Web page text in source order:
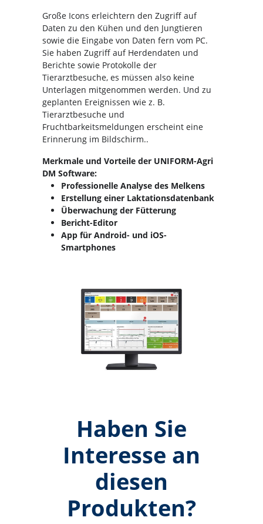
Große Icons erleichtern den Zugriff auf
Daten zu den Kühen und den Jungtieren
sowie die Eingabe von Daten fern vom PC.
Sie haben Zugriff auf Herdendaten und
Berichte sowie Protokolle der
Tierarztbesuche, es müssen also keine
Unterlagen mitgenommen werden. Und zu
geplanten Ereignissen wie z. B.
Tierarztbesuche und
Fruchtbarkeitsmeldungen erscheint eine
Erinnerung im Bildschirm..
Merkmale und Vorteile der UNIFORM-Agri
DM Software:
Professionelle Analyse des Melkens
Erstellung einer Laktationsdatenbank
Überwachung der Fütterung
Bericht-Editor
App für Android- und iOS-
Smartphones
Haben Sie
Interesse an
diesen
Produkten?